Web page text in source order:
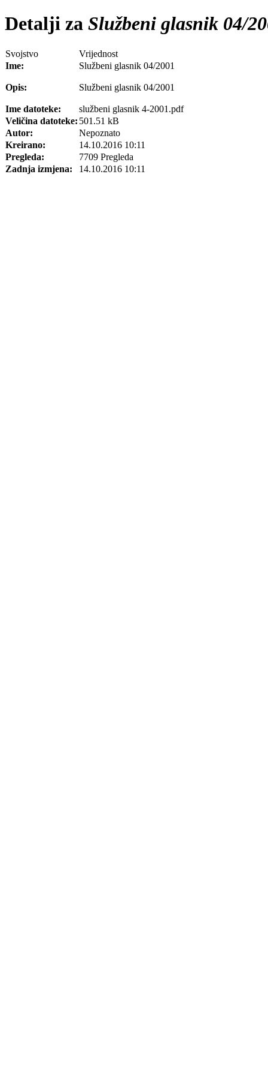
Detalji za Službeni glasnik 04/
Svojstvo
Vrijednost
Ime:
Službeni glasnik 04/2001
Opis: Službeni glasnik 04/2001
Ime datoteke:
službeni glasnik 4-2001.pdf
Veličina datoteke: 501.51 kB
Autor:
Nepoznato
Kreirano:
14.10.2016 10:11
Pregleda:
7709 Pregleda
Zadnja izmjena:
14.10.2016 10:11